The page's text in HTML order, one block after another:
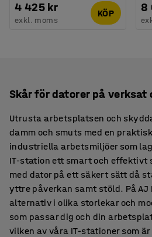
4 425 kr
exkl. moms
KÖP 8
Skår för datorer på verksat
Utrusta arbetsplatsen och
damm och smuts med en
industriella arbetsmiljöer som
IT-station ett smart och effektivt
med dator på ett säkert sätt då
yttre påverkan samt stöld. På AJ
alternativ i olika storlekar och
som passar dig och din
vilken av våra IT-stationer som